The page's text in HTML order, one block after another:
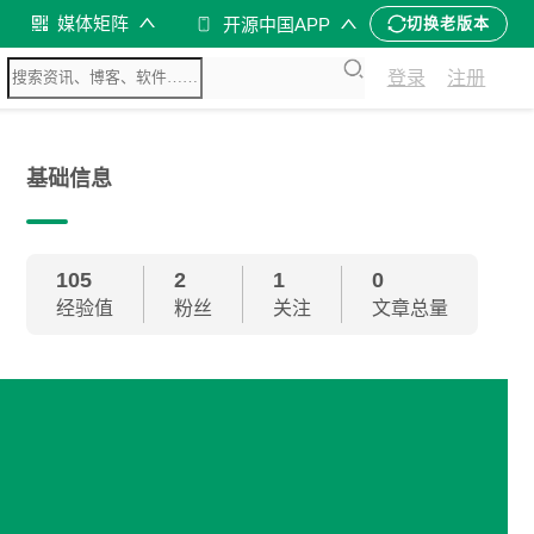
媒体矩阵 开源中国APP 切换老版本
登录 注册
基础信息
105
经验值
2
粉丝
1
关注
0
文章总量